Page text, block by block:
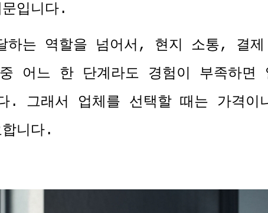
입니다.
하는 역할을 넘어서 , 현지 소통, 결
어느 한 단계라도 경험이 부족하면
. 그래서 업체를 선택할 때는 가격이
니다.